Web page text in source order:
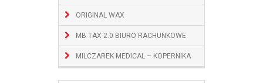
ORIGINAL WAX
MB TAX 2.0 BIURO RACHUNKOWE
MILCZAREK MEDICAL – KOPERNIKA